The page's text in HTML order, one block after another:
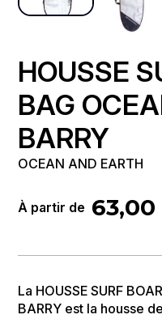
HOUSSE
BAG
BARRY
OCEAN AND EARTH
À partir de 63,00
La HOUSSE SURF
BARRY est la housse